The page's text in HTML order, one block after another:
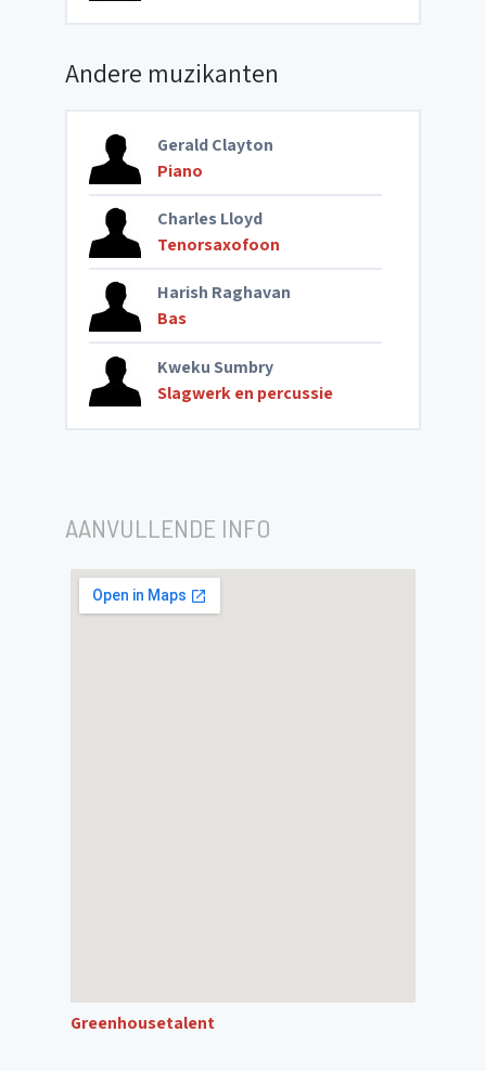
Andere muzikanten
Gerald Clayton
Piano
Charles Lloyd
Tenorsaxofoon
Harish Raghavan
Bas
Kweku Sumbry
Slagwerk en percussie
AANVULLENDE INFO
Greenhousetalent